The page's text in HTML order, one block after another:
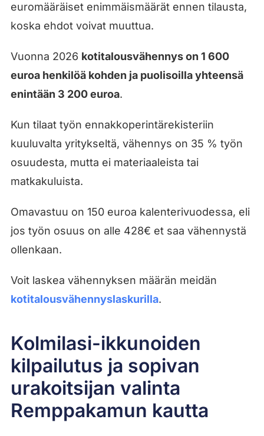
euromääräiset enimmäismäärät ennen tilausta,
koska ehdot voivat muuttua.
Vuonna 2026 kotitalousvähennys on 1 600
euroa henkilöä kohden ja puolisoilla yhteensä
enintään 3 200 euroa.
Kun tilaat työn ennakkoperintärekisteriin
kuuluvalta yritykseltä, vähennys on 35 % työn
osuudesta, mutta ei materiaaleista tai
matkakuluista.
Omavastuu on 150 euroa kalenterivuodessa, eli
jos työn osuus on alle 428€ et saa vähennystä
ollenkaan.
Voit laskea vähennyksen määrän meidän
kotitalousvähennyslaskurilla.
Kolmilasi-ikkunoiden
kilpailutus ja sopivan
urakoitsijan valinta
Remppakamun kautta